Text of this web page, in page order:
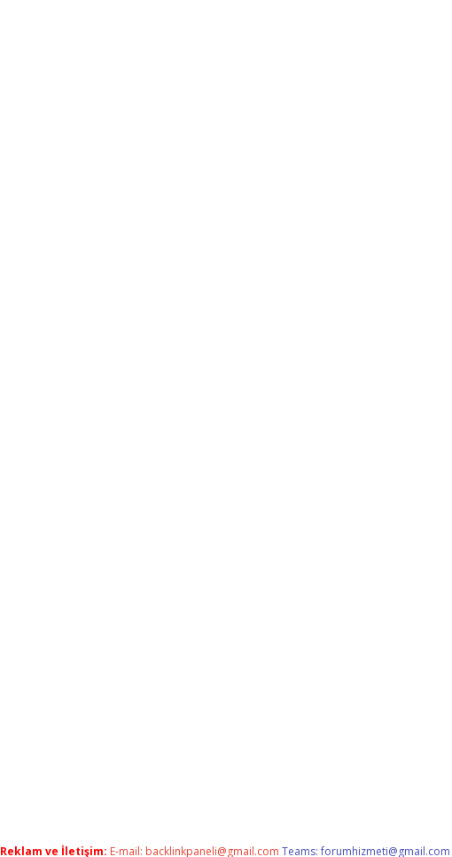
Reklam ve İletişim: E-mail: backlinkpaneli@gmail.com Teams:forumhizmeti@gmail.com